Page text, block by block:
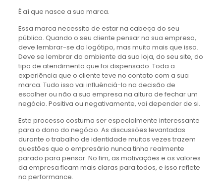
É aí que nasce a sua marca.
Essa marca necessita de estar na cabeça do seu
público. Quando o seu cliente pensar na sua empresa,
deve lembrar-se do logótipo, mas muito mais que isso.
Deve se lembrar do ambiente da sua loja, do seu site, do
tipo de atendimento que foi dispensado. Toda a
experiência que o cliente teve no contato com a sua
marca. Tudo isso vai influênciá-lo na decisão de
escolher ou não a sua empresa na altura de fechar um
negócio. Positiva ou negativamente, vai depender de si.
Este processo costuma ser especialmente interessante
para o dono do negócio. As discussões levantadas
durante o trabalho de identidade muitas vezes trazem
questões que o empresário nunca tinha realmente
parado para pensar. No fim, as motivações e os valores
da empresa ficam mais claras para todos, e isso reflete
na performance.